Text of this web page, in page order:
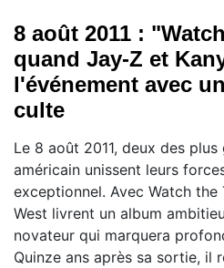
8 août 2011 :
quand Jay-Z et
l'événement avec
culte
Le 8 août 2011, deux des
américain unissent leurs
exceptionnel. Avec Watch
West livrent un album
novateur qui marquera
Quinze ans après sa sortie, il